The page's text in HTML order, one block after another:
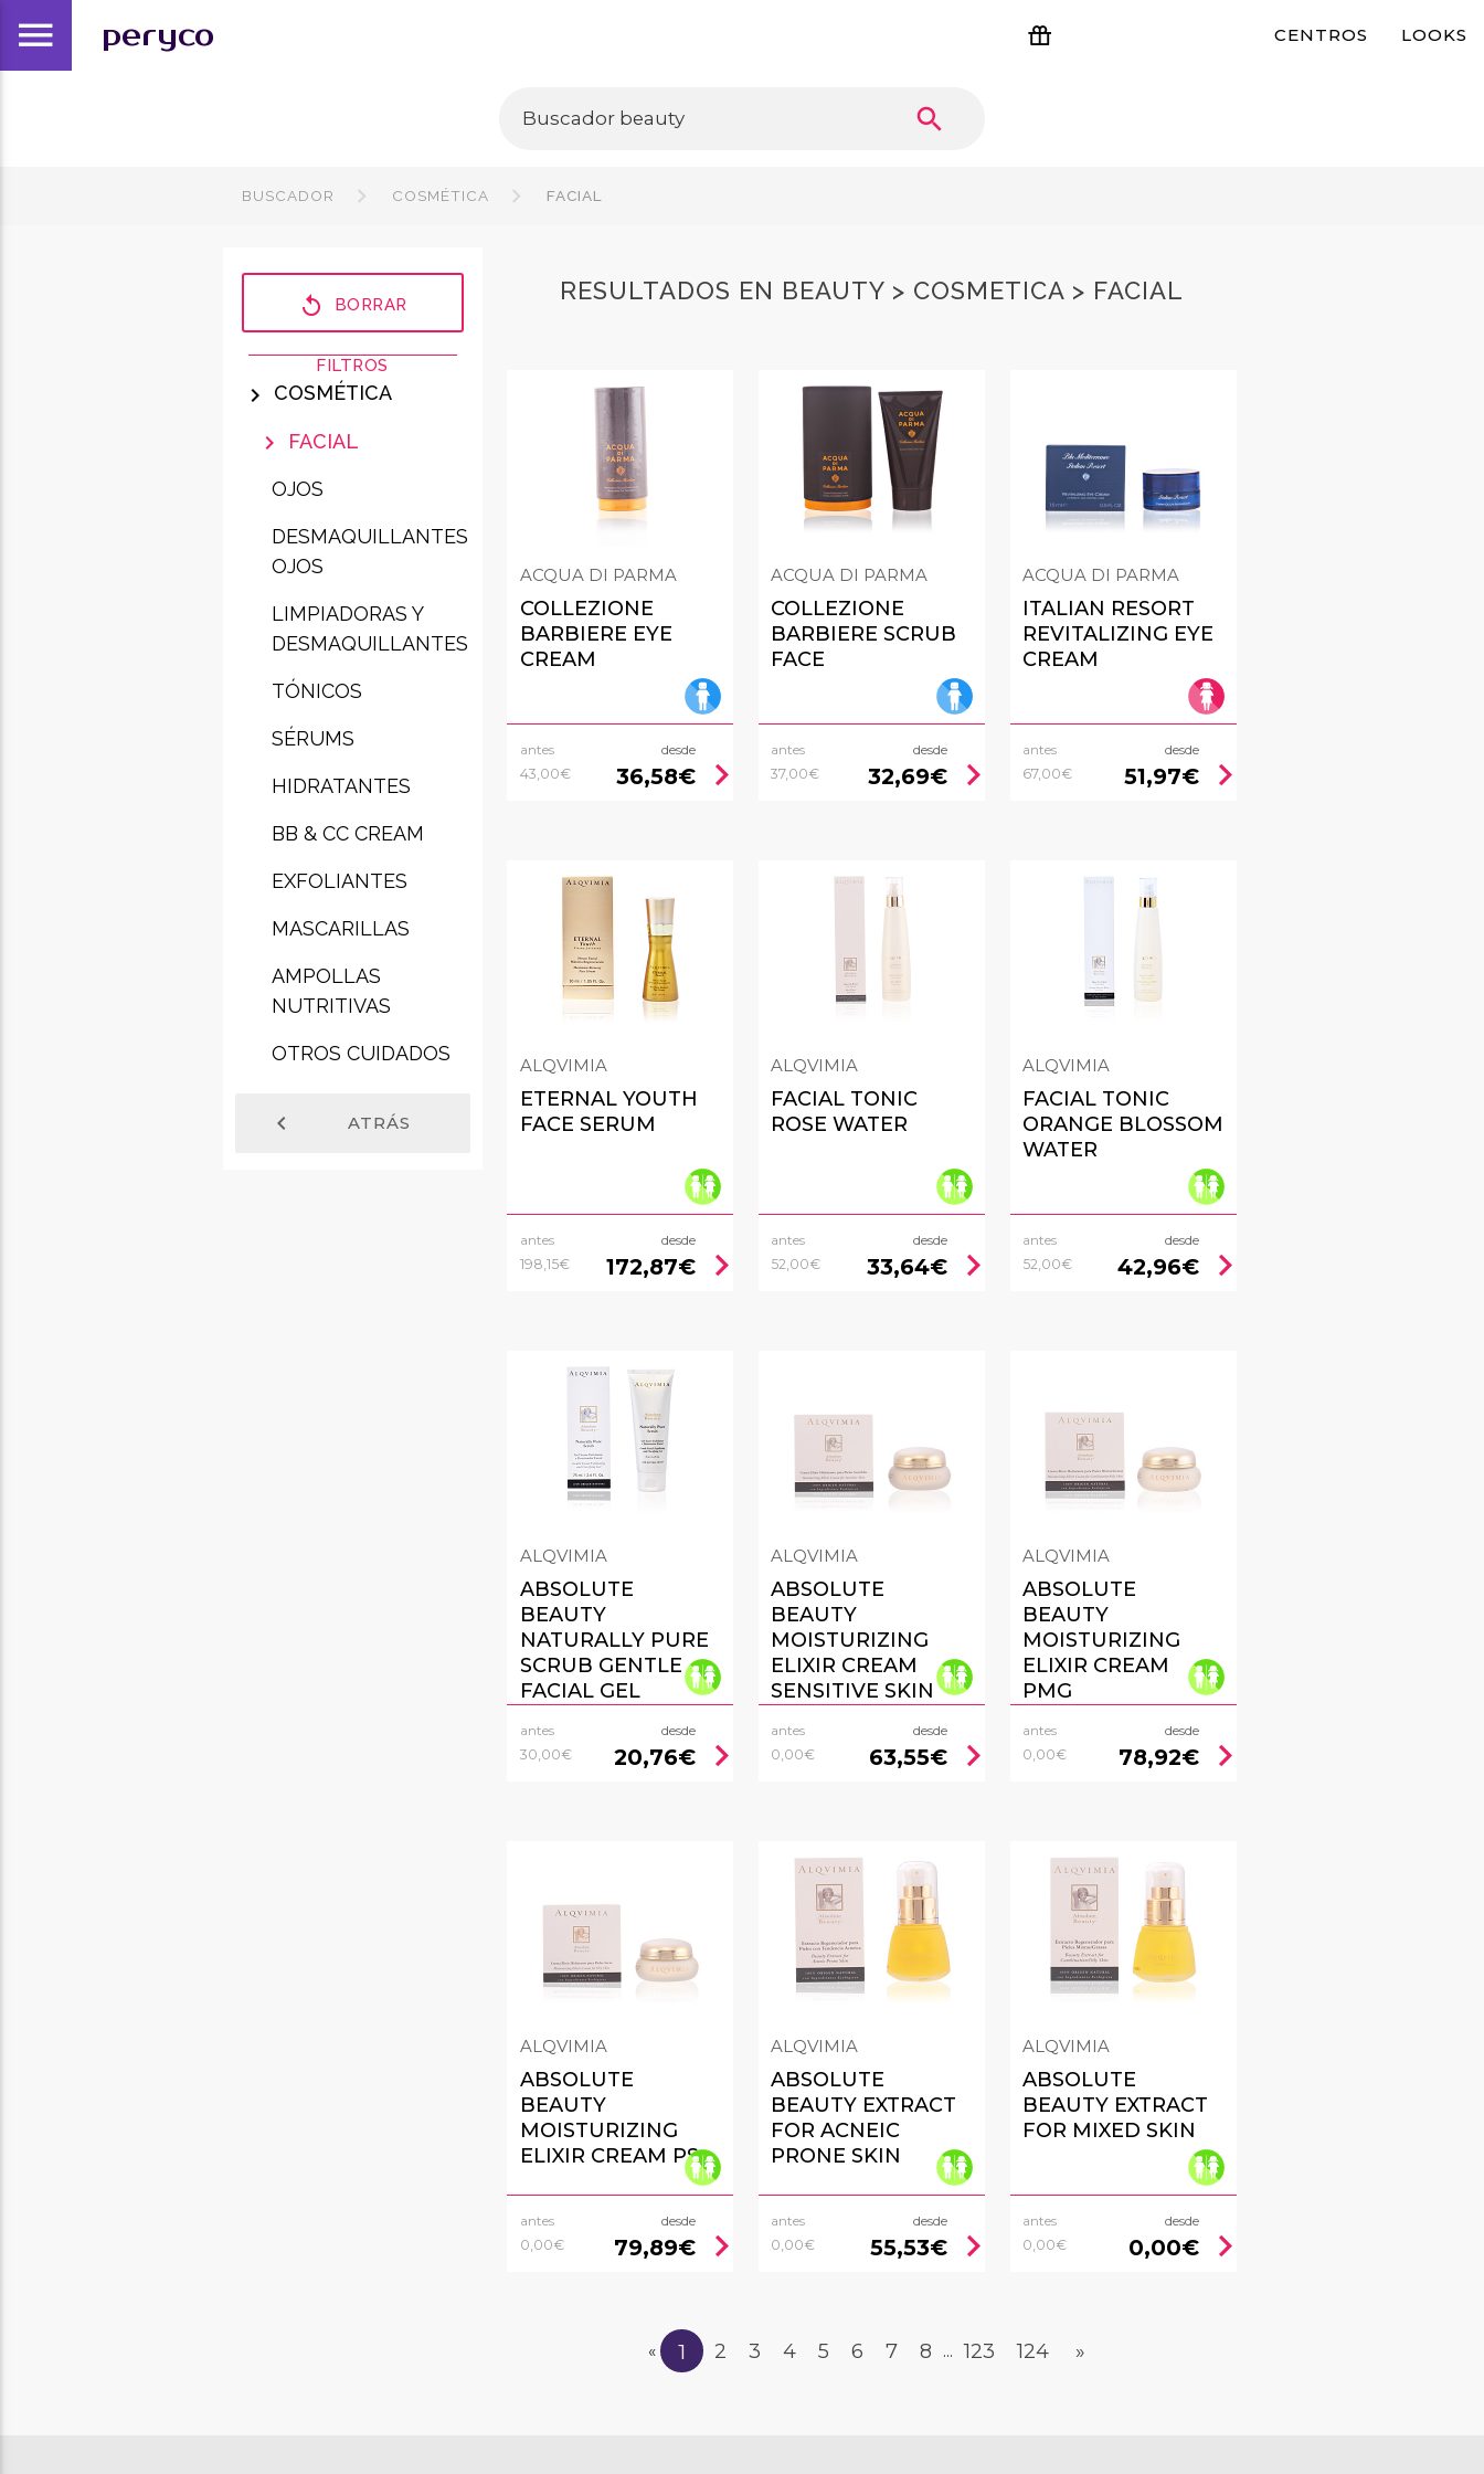
menu peryco CENTROS LOOKS
search
BUSCADOR COSMÉTICA FACIAL
replay BORRAR
FILTROS
chevron_right COSMÉTICA
chevron_right FACIAL
OJOS
DESMAQUILLANTES
OJOS
LIMPIADORAS Y
DESMAQUILLANTES
TÓNICOS
SÉRUMS
HIDRATANTES
BB & CC CREAM
EXFOLIANTES
MASCARILLAS
AMPOLLAS
NUTRITIVAS
OTROS CUIDADOS
chevron_left ATRÁS
RESULTADOS EN BEAUTY > COSMETICA > FACIAL
ACQUA DI PARMA
COLLEZIONE
BARBIERE EYE
CREAM
antes
43,00€
desde
36,58€ chevron_right
ACQUA DI PARMA
COLLEZIONE
BARBIERE SCRUB
FACE
antes
37,00€
desde
32,69€ chevron_right
ACQUA DI PARMA
ITALIAN RESORT
REVITALIZING EYE
CREAM
antes
67,00€
desde
51,97€ chevron_right
ALQVIMIA
ETERNAL YOUTH
FACE SERUM
antes
198,15€
desde
172,87€ chevron_right
ALQVIMIA
FACIAL TONIC
ROSE WATER
antes
52,00€
desde
33,64€ chevron_right
ALQVIMIA
FACIAL TONIC
ORANGE BLOSSOM
WATER
antes
52,00€
desde
42,96€ chevron_right
ALQVIMIA
ABSOLUTE
BEAUTY
NATURALLY PURE
SCRUB GENTLE
FACIAL GEL
antes
30,00€
desde
20,76€ chevron_right
ALQVIMIA
ABSOLUTE
BEAUTY
MOISTURIZING
ELIXIR CREAM
SENSITIVE SKIN
antes
0,00€
desde
63,55€ chevron_right
ALQVIMIA
ABSOLUTE
BEAUTY
MOISTURIZING
ELIXIR CREAM
PMG
antes
0,00€
desde
78,92€ chevron_right
ALQVIMIA
ABSOLUTE
BEAUTY
MOISTURIZING
ELIXIR CREAM PS
antes
0,00€
desde
79,89€ chevron_right
ALQVIMIA
ABSOLUTE
BEAUTY EXTRACT
FOR ACNEIC
PRONE SKIN
antes
0,00€
desde
55,53€ chevron_right
ALQVIMIA
ABSOLUTE
BEAUTY EXTRACT
FOR MIXED SKIN
antes
0,00€
desde
0,00€ chevron_right
« 1 2 3 4 5 6 7 8 ... 123 124 »